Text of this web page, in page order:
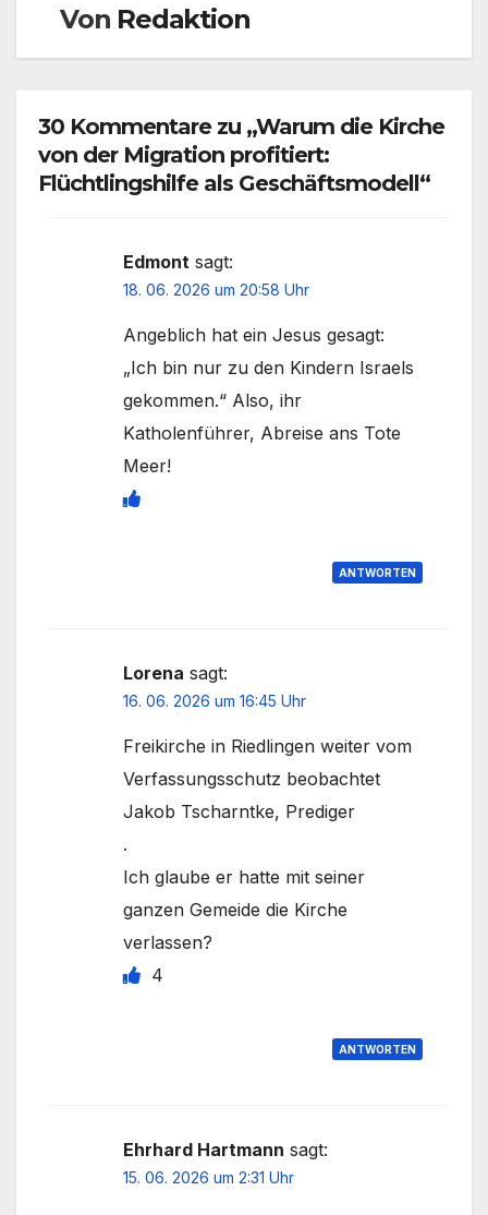
Von Redaktion
30 Kommentare zu „Warum die Kirche
von der Migration profitiert:
Flüchtlingshilfe als Geschäftsmodell“
Edmont sagt:
18. 06. 2026 um 20:58 Uhr
Angeblich hat ein Jesus gesagt:
„Ich bin nur zu den Kindern Israels
gekommen.“ Also, ihr
Katholenführer, Abreise ans Tote
Meer!
ANTWORTEN
Lorena sagt:
16. 06. 2026 um 16:45 Uhr
Freikirche in Riedlingen weiter vom
Verfassungsschutz beobachtet
Jakob Tscharntke, Prediger
.
Ich glaube er hatte mit seiner
ganzen Gemeide die Kirche
verlassen?
4
ANTWORTEN
Ehrhard Hartmann sagt:
15. 06. 2026 um 2:31 Uhr